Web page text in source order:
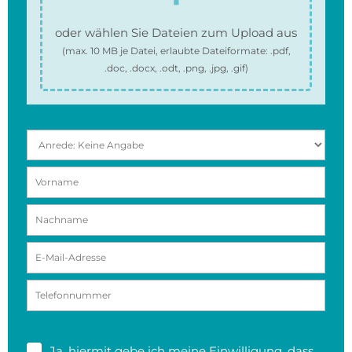
oder wählen Sie Dateien zum Upload aus
(max. 10 MBje Datei, erlaubte Dateiformate: .pdf,
.doc, .docx, .odt, .png, .jpg, .gif)